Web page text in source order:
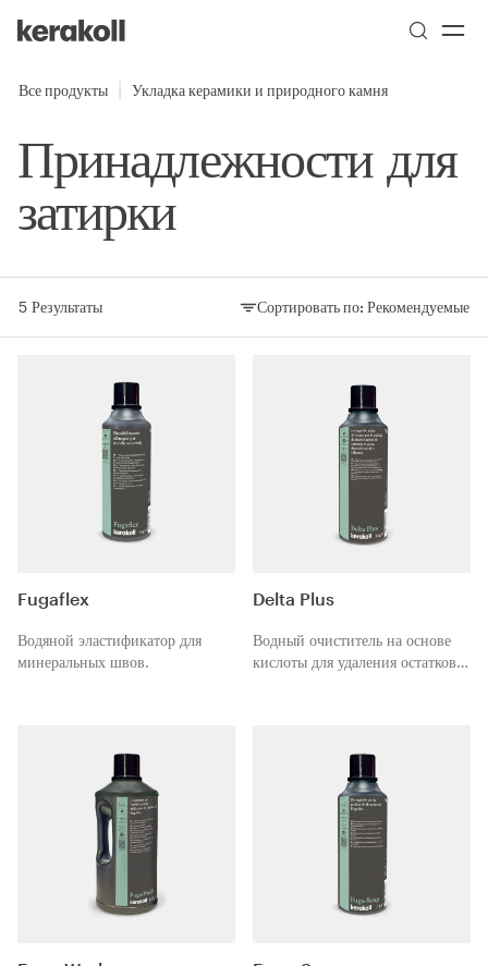
Go to Homepage
Все продукты Укладка керамики и природного камня
Принадлежности для
затирки
5 Результаты Сортировать по: Рекомендуемые
Сортировать по:
Fugaflex
Водяной эластификатор для
минеральных швов.
Delta Plus
Водный очиститель на основе
кислоты для удаления остатков